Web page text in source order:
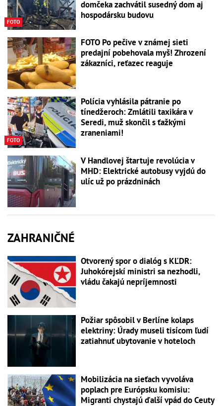
FOTO
domčeka zachvátil susedný dom aj
hospodársku budovu
FOTO Po pečive v známej sieti
predajní pobehovala myš! Zhrození
zákazníci, reťazec reaguje
FOTO
Polícia vyhlásila pátranie po
tínedžeroch: Zmlátili taxikára v
Seredi, muž skončil s ťažkými
zraneniami!
V Handlovej štartuje revolúcia v
MHD: Elektrické autobusy vyjdú do
ulíc už po prázdninách
ZAHRANIČNÉ
Otvorený spor o dialóg s KĽDR:
Juhokórejskí ministri sa nezhodli,
vládu čakajú nepríjemnosti
Požiar spôsobil v Berlíne kolaps
elektriny: Úrady museli tisícom ľudí
zatiahnuť ubytovanie v hoteloch
Mobilizácia na sieťach vyvoláva
poplach pre Európsku komisiu:
Migranti chystajú ďalší vpád do Ceuty